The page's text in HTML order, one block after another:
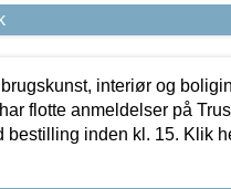
interiør og
flotte anmeldelser på
inden kl. 15. Klik